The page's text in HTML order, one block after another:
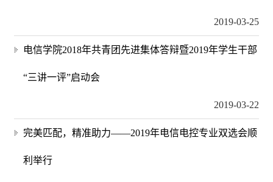
2019-03-25
电信学院2018年共青团先进集体答辩暨2019年学生干部
“三讲一评”启动会
2019-03-22
完美匹配，精准助力——2019年电信电控专业双选会顺
利举行